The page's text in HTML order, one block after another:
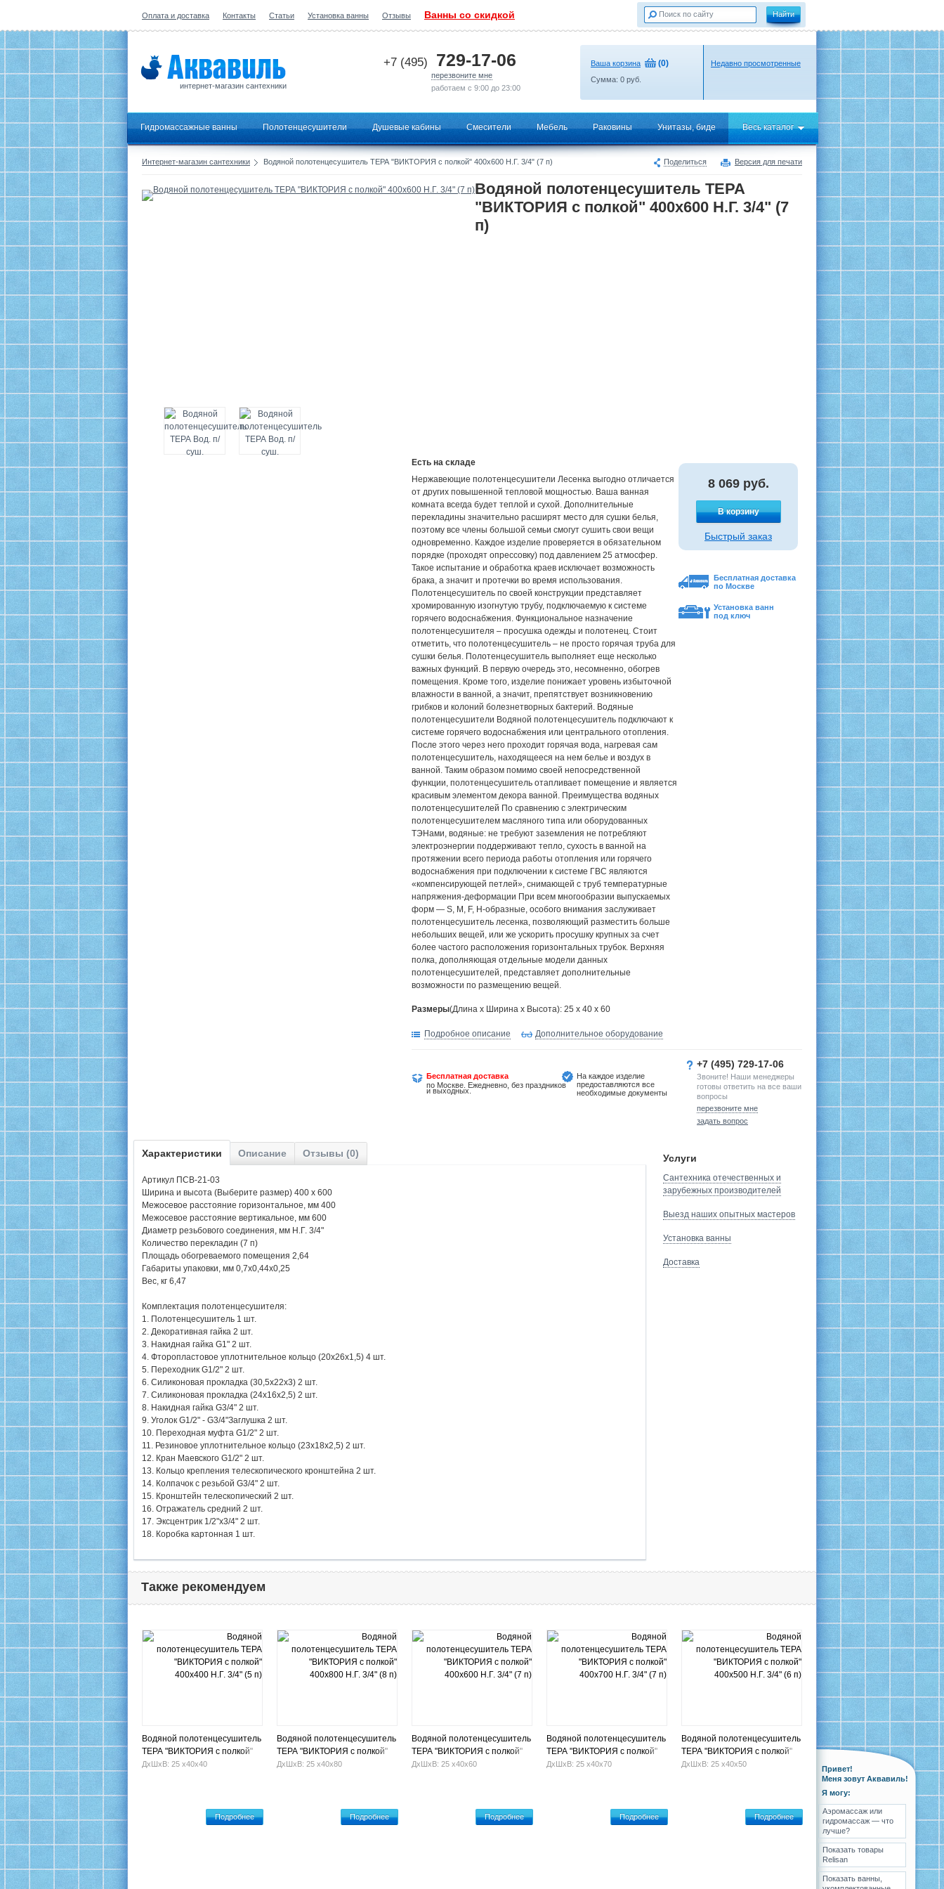
Оплата и доставка Контакты Статьи Установка ванны Отзывы Ванны со скидкой
интернет-магазин сантехники
+7 (495) 729-17-06
перезвоните мне
работаем с 9:00 до 23:00
Ваша корзина (0)
Сумма: 0 руб.
Недавно просмотренные
Гидромассажные ванны Полотенцесушители Душевые кабины Смесители Мебель Раковины Унитазы, биде Весь каталог
Поделиться Версия для печати
Интернет-магазин сантехники Водяной полотенцесушитель ТЕРА "ВИКТОРИЯ с полкой" 400х600 Н.Г. 3/4" (7 п)
Водяной полотенцесушитель ТЕРА
"ВИКТОРИЯ с полкой" 400х600 Н.Г. 3/4" (7
п)
Есть на складе
Нержавеющие полотенцесушители Лесенка выгодно отличается
от других повышенной тепловой мощностью. Ваша ванная
комната всегда будет теплой и сухой. Дополнительные
перекладины значительно расширят место для сушки белья,
поэтому все члены большой семьи смогут сушить свои вещи
одновременно. Каждое изделие проверяется в обязательном
порядке (проходят опрессовку) под давлением 25 атмосфер.
Такое испытание и обработка краев исключает возможность
брака, а значит и протечки во время использования.
Полотенцесушитель по своей конструкции представляет
хромированную изогнутую трубу, подключаемую к системе
горячего водоснабжения. Функциональное назначение
полотенцесушителя – просушка одежды и полотенец. Стоит
отметить, что полотенцесушитель – не просто горячая труба для
сушки белья. Полотенцесушитель выполняет еще несколько
важных функций. В первую очередь это, несомненно, обогрев
помещения. Кроме того, изделие понижает уровень избыточной
влажности в ванной, а значит, препятствует возникновению
грибков и колоний болезнетворных бактерий. Водяные
полотенцесушители Водяной полотенцесушитель подключают к
системе горячего водоснабжения или центрального отопления.
После этого через него проходит горячая вода, нагревая сам
полотенцесушитель, находящееся на нем белье и воздух в
ванной. Таким образом помимо своей непосредственной
функции, полотенцесушитель отапливает помещение и является
красивым элементом декора ванной. Преимущества водяных
полотенцесушителей По сравнению с электрическим
полотенцесушителем масляного типа или оборудованных
ТЭНами, водяные: не требуют заземления не потребляют
электроэнергии поддерживают тепло, сухость в ванной на
протяжении всего периода работы отопления или горячего
водоснабжения при подключении к системе ГВС являются
«компенсирующей петлей», снимающей с труб температурные
напряжения-деформации При всем многообразии выпускаемых
форм — S, M, F, H-образные, особого внимания заслуживает
полотенцесушитель лесенка, позволяющий разместить больше
небольших вещей, или же ускорить просушку крупных за счет
более частого расположения горизонтальных трубок. Верхняя
полка, дополняющая отдельные модели данных
полотенцесушителей, представляет дополнительные
возможности по размещению вещей.
Размеры(Длина х Ширина х Высота): 25 x 40 x 60
8 069 руб.
В корзину
Быстрый заказ
Бесплатная доставка
по Москве
Установка ванн
под ключ
Подробное описание Дополнительное оборудование
Бесплатная доставка
по Москве. Ежедневно, без праздников
и выходных.
На каждое изделие
предоставляются все
необходимые документы
+7 (495) 729-17-06
Звоните! Наши менеджеры
готовы ответить на все ваши
вопросы
перезвоните мне
задать вопрос
Характеристики Описание Отзывы (0)
Артикул ПСВ-21-03
Ширина и высота (Выберите размер) 400 х 600
Межосевое расстояние горизонтальное, мм 400
Межосевое расстояние вертикальное, мм 600
Диаметр резьбового соединения, мм Н.Г. 3/4"
Количество перекладин (7 п)
Площадь обогреваемого помещения 2,64
Габариты упаковки, мм 0,7х0,44х0,25
Вес, кг 6,47
Комплектация полотенцесушителя:
1. Полотенцесушитель 1 шт.
2. Декоративная гайка 2 шт.
3. Накидная гайка G1" 2 шт.
4. Фторопластовое уплотнительное кольцо (20х26х1,5) 4 шт.
5. Переходник G1/2" 2 шт.
6. Силиконовая прокладка (30,5х22х3) 2 шт.
7. Силиконовая прокладка (24х16х2,5) 2 шт.
8. Накидная гайка G3/4" 2 шт.
9. Уголок G1/2" - G3/4"Заглушка 2 шт.
10. Переходная муфта G1/2" 2 шт.
11. Резиновое уплотнительное кольцо (23х18х2,5) 2 шт.
12. Кран Маевского G1/2" 2 шт.
13. Кольцо крепления телескопического кронштейна 2 шт.
14. Колпачок с резьбой G3/4" 2 шт.
15. Кронштейн телескопический 2 шт.
16. Отражатель средний 2 шт.
17. Эксцентрик 1/2"х3/4" 2 шт.
18. Коробка картонная 1 шт.
Услуги
Сантехника отечественных и
зарубежных производителей
Выезд наших опытных мастеров
Установка ванны
Доставка
Также рекомендуем
Водяной полотенцесушитель
ТЕРА "ВИКТОРИЯ с полкой"
400х400 Н.Г. 3/4" (5 п)
ДхШхВ: 25 х40х40
Подробнее
Водяной полотенцесушитель
ТЕРА "ВИКТОРИЯ с полкой"
400х800 Н.Г. 3/4" (8 п)
ДхШхВ: 25 х40х80
Подробнее
Водяной полотенцесушитель
ТЕРА "ВИКТОРИЯ с полкой"
400х600 Н.Г. 3/4" (7 п)
ДхШхВ: 25 х40х60
Подробнее
Водяной полотенцесушитель
ТЕРА "ВИКТОРИЯ с полкой"
400х700 Н.Г. 3/4" (7 п)
ДхШхВ: 25 х40х70
Подробнее
Водяной полотенцесушитель
ТЕРА "ВИКТОРИЯ с полкой"
400х500 Н.Г. 3/4" (6 п)
ДхШхВ: 25 х40х50
Подробнее
Привет!
Меня зовут Аквавиль!
Я могу:
Аэромассаж или
гидромассаж — что
лучше?
Показать товары
Relisan
Показать ванны,